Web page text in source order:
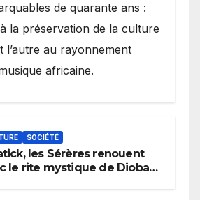
de quarante ans :
la préservation de la culture
l’autre au rayonnement
africaine.
SOCIÉTÉ
les Sérères renouent
le rite mystique de Diobaye